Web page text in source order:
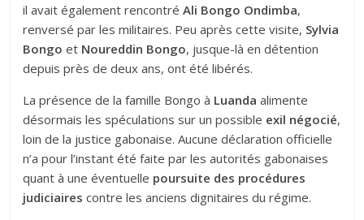
il avait également rencontréAli Bongo Ondimba,
renversé par les militaires. Peu après cette visite, Sylvia
Bongo et Noureddin Bongo, jusque-là en détention
depuis près de deux ans, ont été libérés.
La présence de la famille Bongo à Luanda alimente
désormais les spéculations sur un possible exil négocié,
loin de la justice gabonaise. Aucune déclaration officielle
n’a pour l’instant été faite par les autorités gabonaises
quant à une éventuelle poursuite des procédures
judiciaires contre les anciens dignitaires du régime.